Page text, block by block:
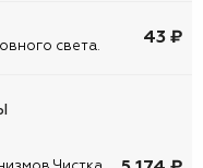
света. 43 ₽